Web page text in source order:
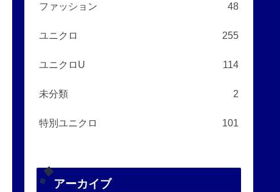
ファッション 48
ユニクロ 255
ユニクロU 114
未分類 2
特別ユニクロ 101
アーカイブ